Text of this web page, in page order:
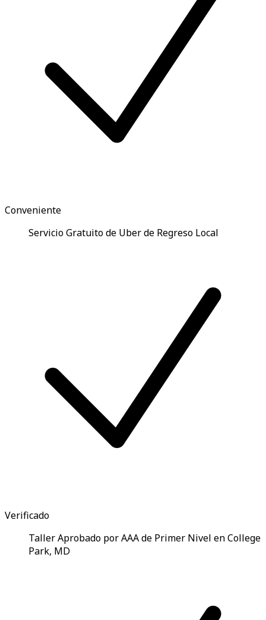
Conveniente
Servicio Gratuito de Uber de Regreso Local
Verificado
Taller Aprobado por AAA de Primer Nivel en College
Park, MD